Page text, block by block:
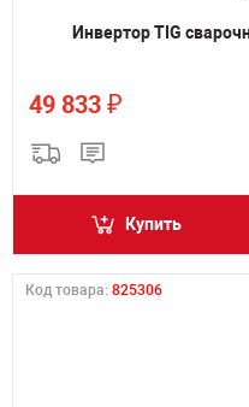
Инвертор TIG
49 833 ₽
Купить
Код товара: 825306